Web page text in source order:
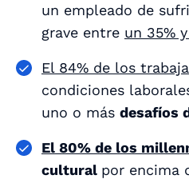
un empleado de
grave entre un 35%
El 84% de los
condiciones
uno o más desafíos
El 80% de los
cultural por encima